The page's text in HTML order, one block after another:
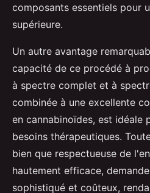
composants essentiels pour
supérieure.
Un autre avantage
capacité de ce procédé à
à spectre complet et à
combinée à une excellente
en cannabinoïdes, est idéale
besoins thérapeutiques.
bien que respectueuse de
hautement efficace,
sophistiqué et coûteux,